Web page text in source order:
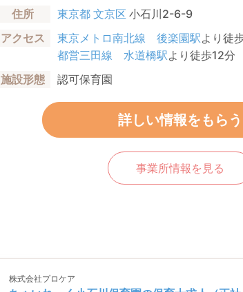
住所
東京都 文京区 小石川2-6-9
アクセス
東京メトロ南北線 後楽園駅より徒
都営三田線
水道橋駅より徒歩12分
施設形態
認可保育園
詳しい情報をもらう
事業所情報を見る
株式会社プロケア